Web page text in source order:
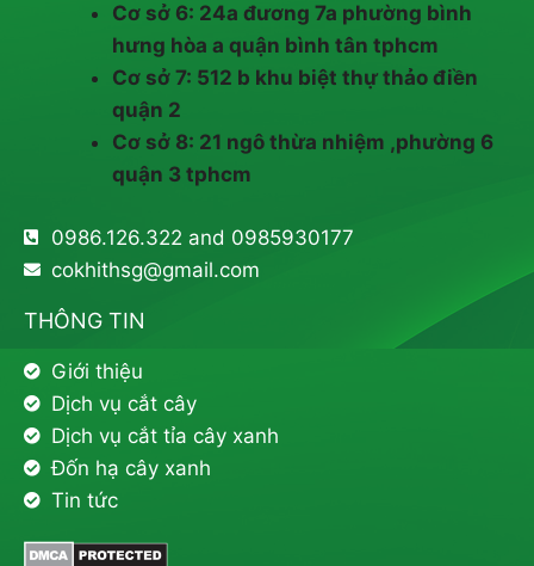
Cơ sở 6: 24a đương 7a phường bình
hưng hòa a quận bình tân tphcm
Cơ sở 7: 512 b khu biệt thự thảo điền
quận 2
Cơ sở 8: 21 ngô thừa nhiệm ,phường 6
quận 3 tphcm
0986.126.322 and 0985930177
cokhithsg@gmail.com
THÔNG TIN
Giới thiệu
Dịch vụ cắt cây
Dịch vụ cắt tỉa cây xanh
Đốn hạ cây xanh
Tin tức